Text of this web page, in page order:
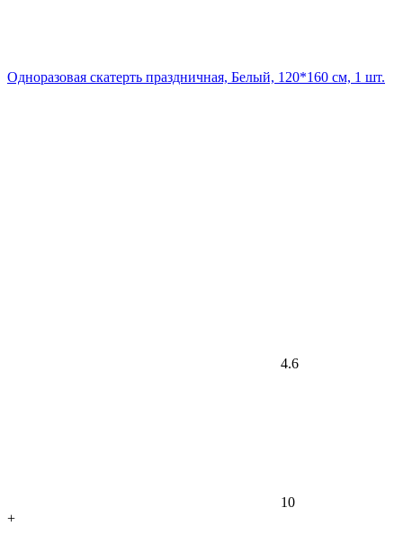
Одноразовая скатерть праздничная, Белый, 120*160 см, 1 шт.
4.6
10
+